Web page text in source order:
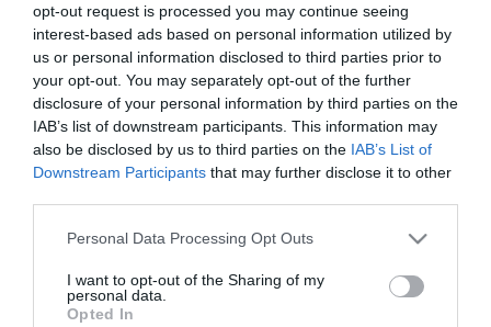
opt-out request is processed you may continue seeing
interest-based ads based on personal information utilized by
us or personal information disclosed to third parties prior to
your opt-out. You may separately opt-out of the further
disclosure of your personal information by third parties on the
IAB’s list of downstream participants. This information may
also be disclosed by us to third parties on the IAB’s List of
Downstream Participants that may further disclose it to other
Personal Data Processing Opt Outs
I want to opt-out of the Sharing of my
personal data.
Opted In
Il Direttore Generale del club ha analizzato in conferenza stampa la
situazione intorno alla squadra, smentendo voci e mettendo in
chiaro diversi punti.